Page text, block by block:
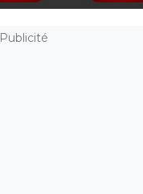
Publicité